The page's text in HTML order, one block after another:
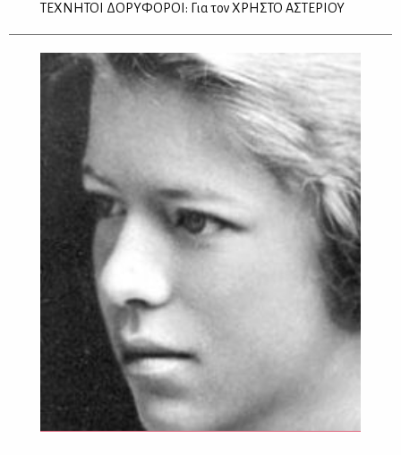
ΤΕΧΝΗΤΟΙ ΔΟΡΥΦΟΡΟΙ: Για τον ΧΡΗΣΤΟ ΑΣΤΕΡΙΟΥ